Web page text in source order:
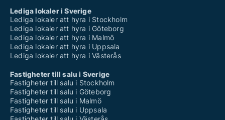
Lediga lokaler i Sverige
Lediga lokaler att hyra i Stockholm
Lediga lokaler att hyra i Göteborg
Lediga lokaler att hyra i Malmö
Lediga lokaler att hyra i Uppsala
Lediga lokaler att hyra i Västerås
Fastigheter till salu i Sverige
Fastigheter till salu i Stockholm
Fastigheter till salu i Göteborg
Fastigheter till salu i Malmö
Fastigheter till salu i Uppsala